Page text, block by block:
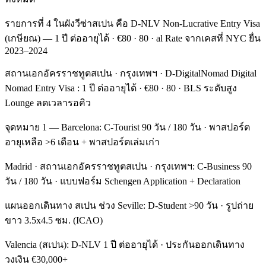
รายการที่ 4 ในผังวีซ่าสเปน คือ D-NLV Non-Lucrative Entry Visa
(เกษียณ) — 1 ปี ต่ออายุได้ · €80 · 80 · al Rate จากเคสที่ NYC ยื่น
2023–2024
สถานเอกอัครราชทูตสเปน · กรุงเทพฯ · D-DigitalNomad Digital
Nomad Entry Visa : 1 ปี ต่ออายุได้ · €80 · 80 · BLS ระดับสูง
Lounge ลดเวลารอคิว
จุดหมาย 1 — Barcelona: C-Tourist 90 วัน / 180 วัน · พาสปอร์ต
อายุเหลือ >6 เดือน + พาสปอร์ตเล่มเก่า
Madrid · สถานเอกอัครราชทูตสเปน · กรุงเทพฯ: C-Business 90
วัน / 180 วัน · แบบฟอร์ม Schengen Application + Declaration
แผนออกเดินทาง สเปน ช่วง Seville: D-Student >90 วัน · รูปถ่าย
ขาว 3.5x4.5 ซม. (ICAO)
Valencia (สเปน): D-NLV 1 ปี ต่ออายุได้ · ประกันออกเดินทาง
วงเงิน €30,000+